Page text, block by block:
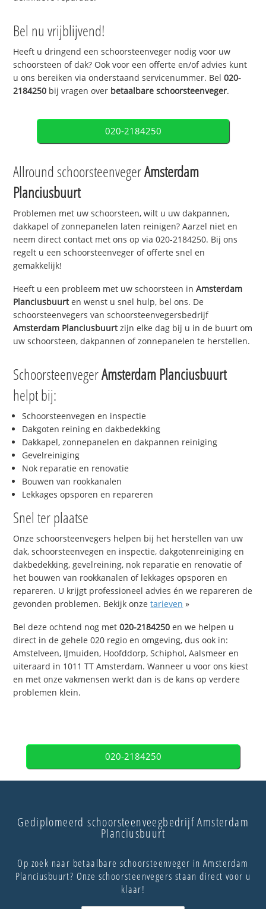
Bel nu vrijblijvend!
Heeft u dringend een schoorsteenveger nodig voor uw
schoorsteen of dak? Ook voor een offerte en/of advies kunt
u ons bereiken via onderstaand servicenummer. Bel020-
2184250 bij vragen over betaalbare schoorsteenveger.
020-2184250
Allround schoorsteenvegerAmsterdam
Planciusbuurt
Problemen met uw schoorsteen, wilt u uw dakpannen,
dakkapel of zonnepanelen laten reinigen? Aarzel niet en
neem direct contact met ons op via 020-2184250. Bij ons
regelt u een schoorsteenveger of offerte snel en
gemakkelijk!
Heeft u een probleem met uw schoorsteen inAmsterdam
Planciusbuurten wenst u snel hulp, bel ons. De
schoorsteenvegers van schoorsteenvegersbedrijf
Amsterdam Planciusbuurtzijn elke dag bij u in de buurt om
uw schoorsteen, dakpannen of zonnepanelen te herstellen.
SchoorsteenvegerAmsterdam Planciusbuurt
helpt bij:
Schoorsteenvegen en inspectie
Dakgoten reining en dakbedekking
Dakkapel, zonnepanelen en dakpannen reiniging
Gevelreiniging
Nok reparatie en renovatie
Bouwen van rookkanalen
Lekkages opsporen en repareren
Snel ter plaatse
Onze schoorsteenvegers helpen bij het herstellen van uw
dak, schoorsteenvegen en inspectie, dakgotenreiniging en
dakbedekking, gevelreining, nok reparatie en renovatie of
het bouwen van rookkanalen of lekkages opsporen en
repareren. U krijgt professioneel advies én we repareren de
gevonden problemen. Bekijk onzetarieven »
Bel deze ochtend nog met020-2184250 en we helpen u
direct in de gehele 020 regio en omgeving, dus ook in:
Amstelveen, IJmuiden, Hoofddorp, Schiphol, Aalsmeer en
uiteraard in 1011 TT Amsterdam. Wanneer u voor ons kiest
en met onze vakmensen werkt dan is de kans op verdere
problemen klein.
020-2184250
Gediplomeerd schoorsteenveegbedrijf Amsterdam
Planciusbuurt
Op zoek naar betaalbare schoorsteenveger in Amsterdam
Planciusbuurt? Onze schoorsteenvegers staan direct voor u
klaar!